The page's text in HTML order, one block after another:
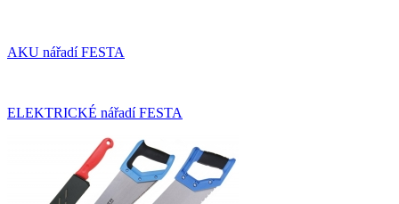
AKU nářadí FESTA
ELEKTRICKÉ nářadí FESTA